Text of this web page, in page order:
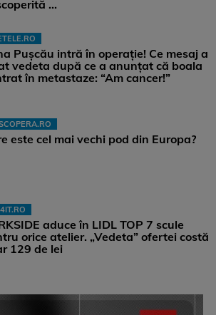
...
Pușcău intră în operație! Ce mesaj a
vedeta după ce a anunțat că boala
în metastaze: “Am cancer!”
este cel mai vechi pod din Europa?
aduce în LIDL TOP 7 scule
orice atelier. „Vedeta” ofertei costă
129 de lei